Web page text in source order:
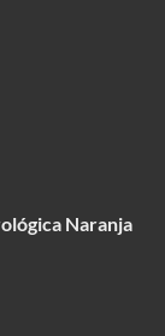
Naranja